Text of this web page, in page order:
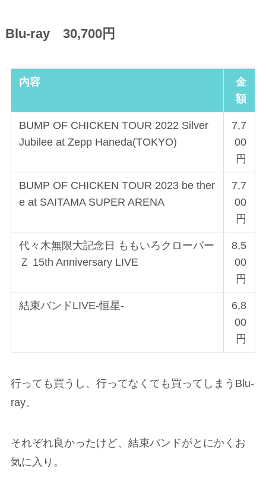
Blu-ray 30,700円
内容
金
額
BUMP OF CHICKEN TOUR 2022 Silver
Jubilee at Zepp Haneda(TOKYO)
7,7
00
円
BUMP OF CHICKEN TOUR 2023 be ther
e at SAITAMA SUPER ARENA
7,7
00
円
代々木無限大記念日 ももいろクローバー
Ｚ 15th Anniversary LIVE
8,5
00
円
結束バンドLIVE-恒星-
6,8
00
円
行っても買うし、行ってなくても買ってしまうBlu-
ray。
それぞれ良かったけど、結束バンドがとにかくお
気に入り。